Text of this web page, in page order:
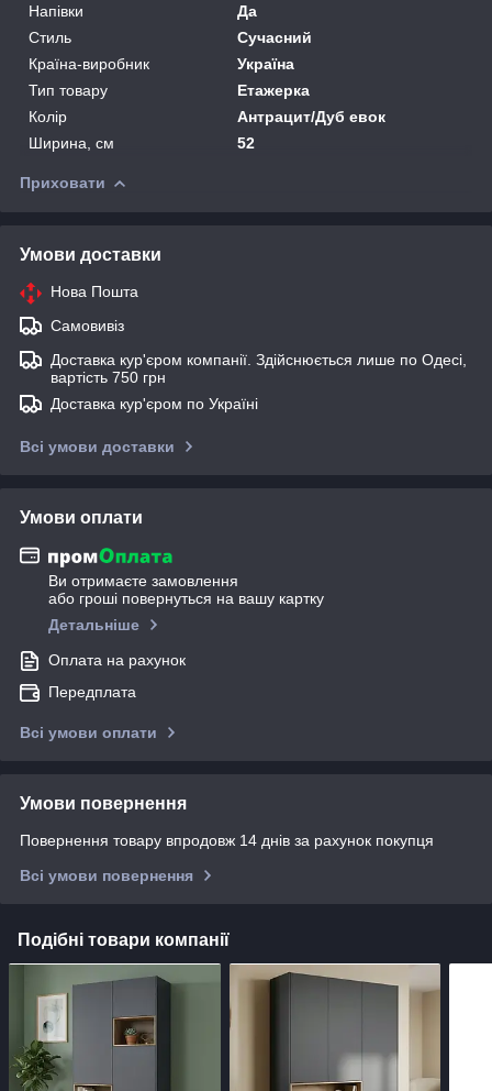
Напівки
Да
Стиль
Сучасний
Країна-виробник
Україна
Тип товару
Етажерка
Колір
Антрацит/Дуб евок
Ширина, см
52
Приховати
Умови доставки
Нова Пошта
Самовивіз
Доставка кур'єром компанії. Здійснюється лише по Одесі,
вартість 750 грн
Доставка кур'єром по Україні
Всі умови доставки
Умови оплати
Ви отримаєте замовлення
або гроші повернуться на вашу картку
Детальніше
Оплата на рахунок
Передплата
Всі умови оплати
Умови повернення
Повернення товару впродовж 14 днів за рахунок покупця
Всі умови повернення
Подібні товари компанії